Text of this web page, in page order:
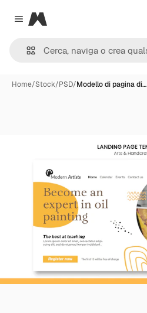
Close menu
Magnific
Home/Stock/PSD/Modello di pagina di…